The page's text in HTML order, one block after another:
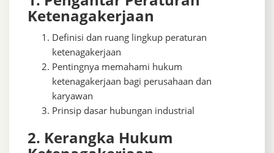
Ketenagakerjaan
Definisi dan ruang lingkup peraturan
ketenagakerjaan
Pentingnya memahami hukum
ketenagakerjaan bagi perusahaan dan
karyawan
Prinsip dasar hubungan industrial
2. Kerangka Hukum